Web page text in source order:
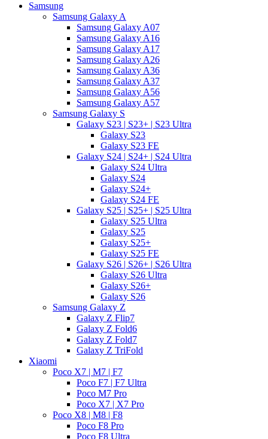
Samsung
Samsung Galaxy A
Samsung Galaxy A07
Samsung Galaxy A16
Samsung Galaxy A17
Samsung Galaxy A26
Samsung Galaxy A36
Samsung Galaxy A37
Samsung Galaxy A56
Samsung Galaxy A57
Samsung Galaxy S
Galaxy S23 | S23+ | S23 Ultra
Galaxy S23
Galaxy S23 FE
Galaxy S24 | S24+ | S24 Ultra
Galaxy S24 Ultra
Galaxy S24
Galaxy S24+
Galaxy S24 FE
Galaxy S25 | S25+ | S25 Ultra
Galaxy S25 Ultra
Galaxy S25
Galaxy S25+
Galaxy S25 FE
Galaxy S26 | S26+ | S26 Ultra
Galaxy S26 Ultra
Galaxy S26+
Galaxy S26
Samsung Galaxy Z
Galaxy Z Flip7
Galaxy Z Fold6
Galaxy Z Fold7
Galaxy Z TriFold
Xiaomi
Poco X7 | M7 | F7
Poco F7 | F7 Ultra
Poco M7 Pro
Poco X7 | X7 Pro
Poco X8 | M8 | F8
Poco F8 Pro
Poco F8 Ultra